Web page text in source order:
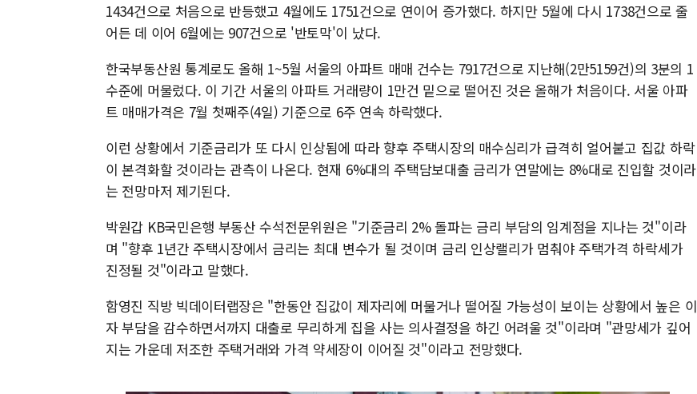
1434건으로 처음으로 반등했고 4월에도 1751건으로 연이어 증가했다. 하지만 5월에 다시 1738건으로 줄
어든 데 이어 6월에는 907건으로 '반토막'이 났다.
한국부동산원 통계로도 올해 1~5월 서울의 아파트 매매 건수는 7917건으로 지난해(2만5159건)의 3분의 1
수준에 머물렀다. 이 기간 서울의 아파트 거래량이 1만건 밑으로 떨어진 것은 올해가 처음이다. 서울 아파
트 매매가격은 7월 첫째주(4일) 기준으로 6주 연속 하락했다.
이런 상황에서 기준금리가 또 다시 인상됨에 따라 향후 주택시장의 매수심리가 급격히 얼어붙고 집값 하락
이 본격화할 것이라는 관측이 나온다. 현재 6%대의 주택담보대출 금리가 연말에는 8%대로 진입할 것이라
는 전망마저 제기된다.
박원갑 KB국민은행 부동산 수석전문위원은 "기준금리 2% 돌파는 금리 부담의 임계점을 지나는 것"이라
며 "향후 1년간 주택시장에서 금리는 최대 변수가 될 것이며 금리 인상랠리가 멈춰야 주택가격 하락세가
진정될 것"이라고 말했다.
함영진 직방 빅데이터랩장은 "한동안 집값이 제자리에 머물거나 떨어질 가능성이 보이는 상황에서 높은 이
자 부담을 감수하면서까지 대출로 무리하게 집을 사는 의사결정을 하긴 어려울 것"이라며 "관망세가 깊어
지는 가운데 저조한 주택거래와 가격 약세장이 이어질 것"이라고 전망했다.